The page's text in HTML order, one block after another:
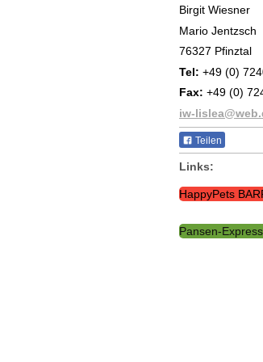
Birgit Wiesner
Mario Jentzsch
76327 Pfinztal
Tel: +49 (0)
Fax: +49 (0)
iw-
Teilen
Links:
HappyPets
Pansen-Express